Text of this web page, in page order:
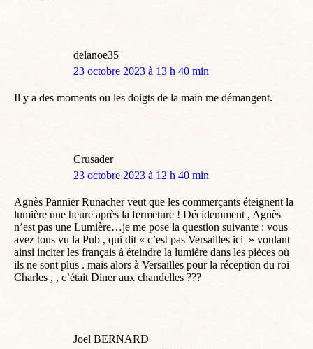
delanoe35
dit
23 octobre 2023 à 13 h 40 min
Il y a des moments ou les doigts de la main me démangent.
Crusader
dit
23 octobre 2023 à 12 h 40 min
Agnès Pannier Runacher veut que les commerçants éteignent la
lumière une heure après la fermeture ! Décidemment , Agnès
n’est pas une Lumière…je me pose la question suivante : vous
avez tous vu la Pub , qui dit « c’est pas Versailles ici » voulant
ainsi inciter les français à éteindre la lumière dans les pièces où
ils ne sont plus . mais alors à Versailles pour la réception du roi
Charles , , c’était Diner aux chandelles ???
Joel BERNARD